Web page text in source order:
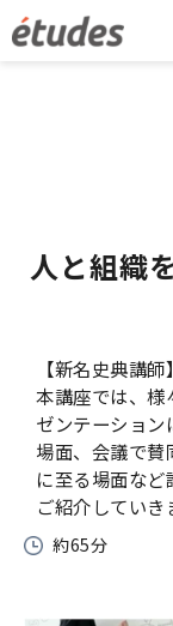
etudes Basket
alue e-craft
etudes Classroom
人と組織
【新名史典講師】
本講座では、様
ゼンテーション
場面、会議で
に至る場面な
ご紹介していき
約65分